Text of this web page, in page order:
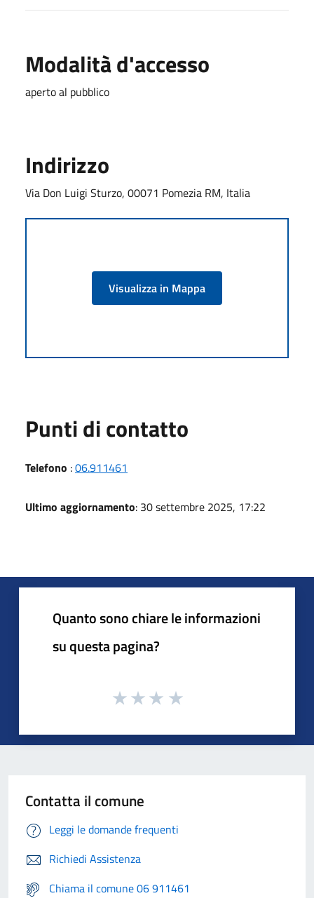
Modalità d'accesso
aperto al pubblico
Indirizzo
Via Don Luigi Sturzo, 00071 Pomezia RM, Italia
Visualizza in Mappa
Punti di contatto
Telefono :06.911461
Ultimo aggiornamento: 30 settembre 2025, 17:22
Quanto sono chiare le informazioni
su questa pagina?
Contatta il comune
Leggi le domande frequenti
Richiedi Assistenza
Chiama il comune 06 911461